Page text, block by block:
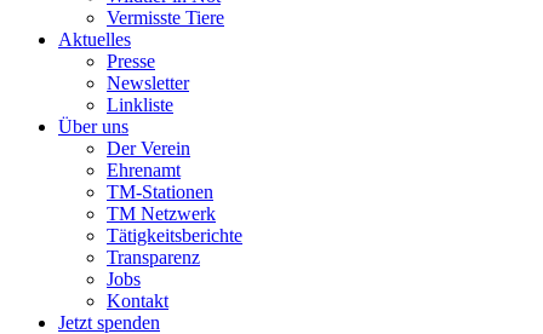
Vermisste Tiere
Aktuelles
Presse
Newsletter
Linkliste
Über uns
Der Verein
Ehrenamt
TM-Stationen
TM Netzwerk
Tätigkeitsberichte
Transparenz
Jobs
Kontakt
Jetzt spenden